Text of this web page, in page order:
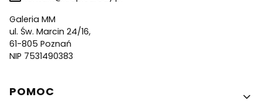
Galeria MM
ul. Św. Marcin 24/16,
61-805 Poznań
NIP 7531490383
Linki w stopce
POMOC